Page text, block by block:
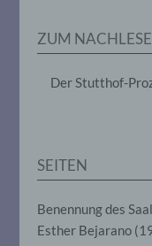
ZUM
Der Stutthof-
SEITEN
Benennung des
Esther Bejarano